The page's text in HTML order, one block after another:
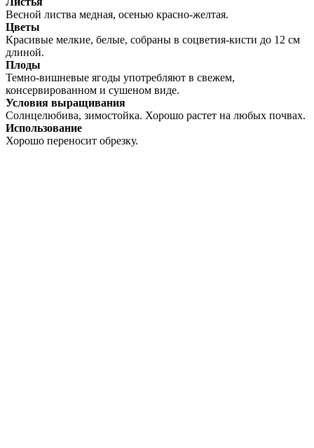
Весной листва медная, осенью красно-желтая.
Цветы
Красивые мелкие, белые, собраны в соцветия-кисти до 12 см
длиной.
Плоды
Темно-вишневые ягоды употребляют в свежем,
консервированном и сушеном виде.
Условия выращивания
Солнцелюбива, зимостойка. Хорошо растет на любых почвах.
Использование
Хорошо переносит обрезку.